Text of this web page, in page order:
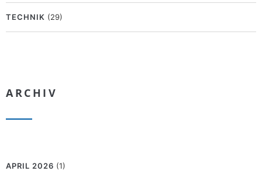
TECHNIK (29)
ARCHIV
APRIL 2026 (1)